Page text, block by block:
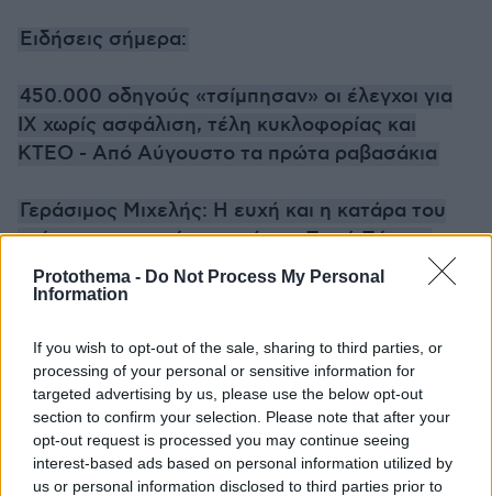
Protothema - Do Not Process My Personal
Information
If you wish to opt-out of the sale, sharing to third parties, or
processing of your personal or sensitive information for
targeted advertising by us, please use the below opt-out
section to confirm your selection. Please note that after your
opt-out request is processed you may continue seeing
interest-based ads based on personal information utilized by
us or personal information disclosed to third parties prior to
Ειδήσεις σήμερα:
450.000 οδηγούς «τσίμπησαν» οι έλεγχοι για
ΙΧ χωρίς ασφάλιση, τέλη κυκλοφορίας και
ΚΤΕΟ - Από Αύγουστο τα πρώτα ραβασάκια
Γεράσιμος Μιχελής: Η ευχή και η κατάρα του
«τύπου με τα μαύρα» από το «Παρά Πέντε»
H Τζέσικα Μπίελ έγινε viral για το λευκό
για το πώς απέκτησε το σώμα αυτό
συγκέντρωσε 3,3 εκατ. views
Ακολουθήστε το protothema.gr στο Google News
και μάθετε πρώτοι όλες τις ειδήσεις